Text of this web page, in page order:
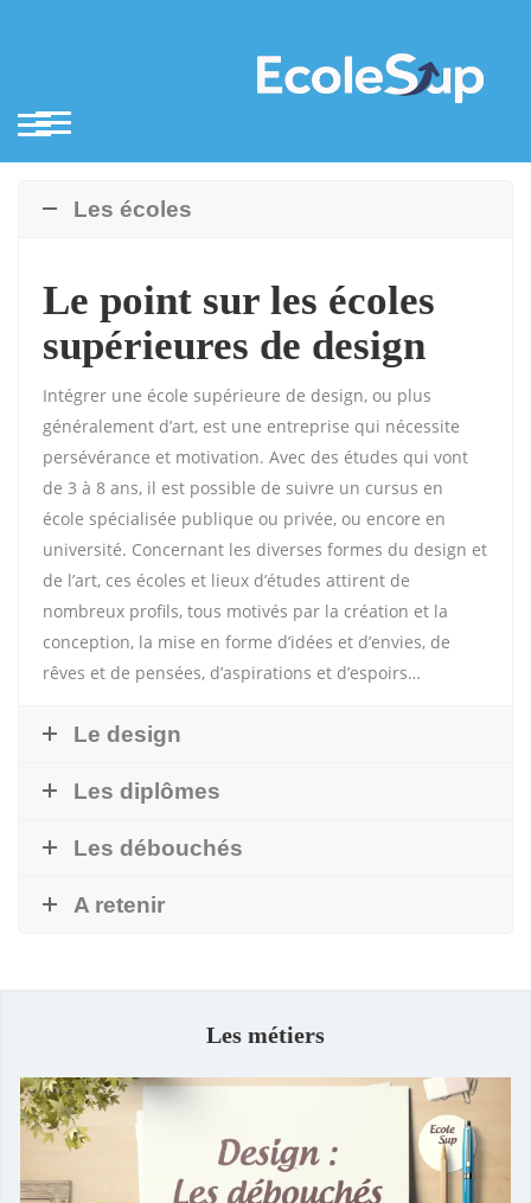
Les écoles
Le point sur les écoles
supérieures de design
Intégrer une école supérieure de design, ou plus
généralement d’art, est une entreprise qui nécessite
persévérance et motivation. Avec des études qui vont
de 3 à 8 ans, il est possible de suivre un cursus en
école spécialisée publique ou privée, ou encore en
université. Concernant les diverses formes du design et
de l’art, ces écoles et lieux d’études attirent de
nombreux profils, tous motivés par la création et la
conception, la mise en forme d’idées et d’envies, de
rêves et de pensées, d’aspirations et d’espoirs…
Le design
Les diplômes
Les débouchés
A retenir
Les métiers